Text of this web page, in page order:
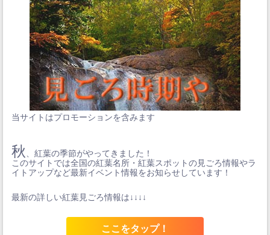
当サイトはプロモーションを含みます
秋
、紅葉の季節がやってきました！
このサイトでは全国の紅葉名所・紅葉スポットの見ごろ情報やラ
イトアップなど最新イベント情報をお知らせしています！
最新の詳しい紅葉見ごろ情報は↓↓↓↓
ここをタップ！